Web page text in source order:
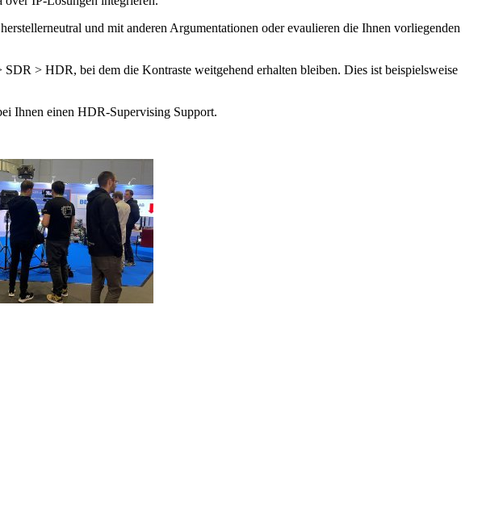
und mit anderen Argumentationen oder evaulieren die Ihnen vorliegenden
> HDR, bei dem die Kontraste weitgehend erhalten bleiben. Dies ist beispielsweise
Ihnen einen HDR-Supervising Support.